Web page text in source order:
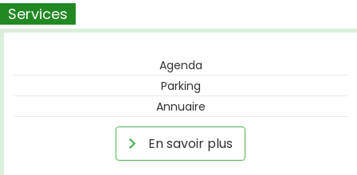
Services
Agenda
Parking
Annuaire
En savoir plus